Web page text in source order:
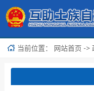
当前位置： 网站首页 ->